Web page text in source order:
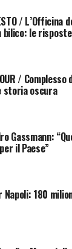
/ L’Officina
bilico: le
/
storia oscura
Gassmann:
il Paese”
Napoli: 180